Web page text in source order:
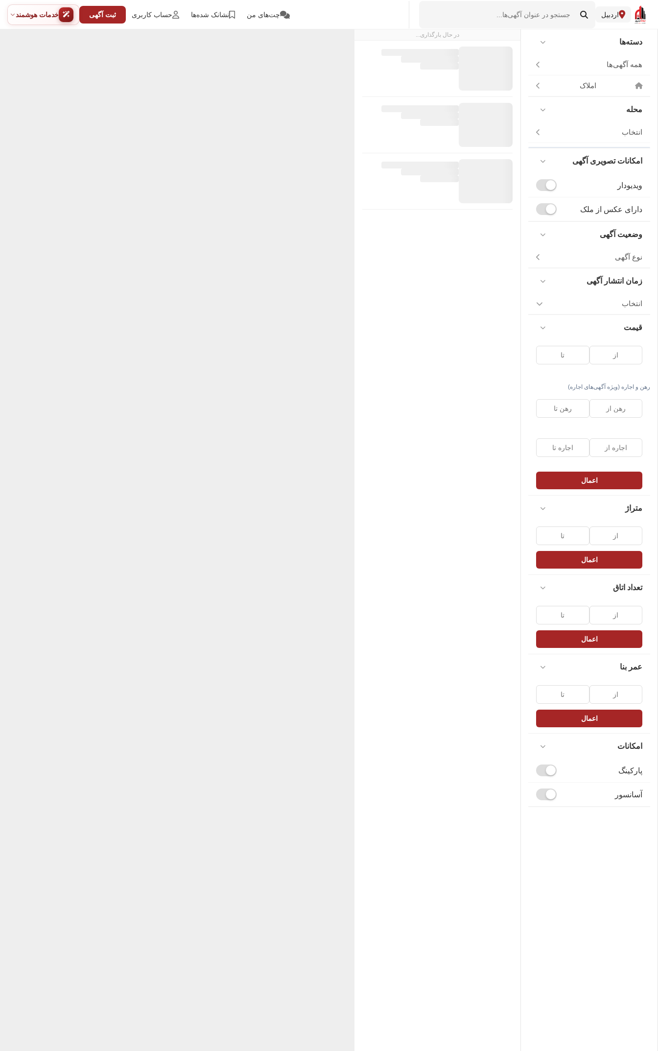
اردبیل خدمات هوشمند ثبت آگهی حساب کاربری نشانک شده‌ها چت‌های من
دسته‌ها
همه آگهی‌ها
املاک
محله
انتخاب
امکانات تصویری آگهی
ویدیودار
دارای عکس از ملک
وضعیت آگهی
نوع آگهی
زمان انتشار آگهی
انتخاب
قیمت
رهن و اجاره (ویژه آگهی‌های اجاره)
اعمال
متراژ
اعمال
تعداد اتاق
اعمال
عمر بنا
اعمال
امکانات
پارکینگ
آسانسور
در حال بارگذاری...